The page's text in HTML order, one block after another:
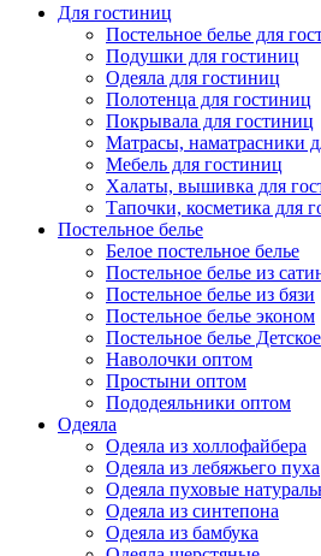
Для гостиниц
Постельное белье для
Подушки для гостиниц
Одеяла для гостиниц
Полотенца для гостиниц
Покрывала для гостиниц
Матрасы, наматрасники
Мебель для гостиниц
Халаты, вышивка для
Тапочки, косметика для
Постельное белье
Белое постельное белье
Постельное белье из
Постельное белье из бязи
Постельное белье эконом
Постельное белье Детское
Наволочки оптом
Простыни оптом
Пододеяльники оптом
Одеяла
Одеяла из холлофайбера
Одеяла из лебяжьего пуха
Одеяла пуховые
Одеяла из синтепона
Одеяла из бамбука